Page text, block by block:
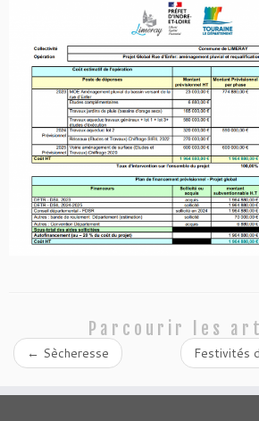
Parcourir les
← Sècheresse Festivités